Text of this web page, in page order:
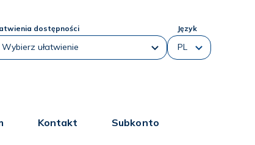
dostępności Język
Kontakt Subkonto